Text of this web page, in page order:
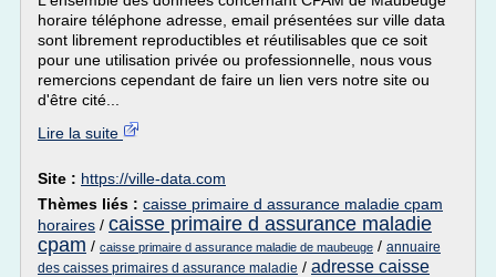
horaire téléphone adresse, email présentées sur ville data
sont librement reproductibles et réutilisables que ce soit
pour une utilisation privée ou professionnelle, nous vous
remercions cependant de faire un lien vers notre site ou
d'être cité...
Lire la suite
Site : https://ville-data.com
Thèmes liés : caisse primaire d assurance maladie cpam
horaires / caisse primaire d assurance maladie
cpam / caisse primaire d assurance maladie de maubeuge / annuaire
des caisses primaires d assurance maladie / adresse caisse